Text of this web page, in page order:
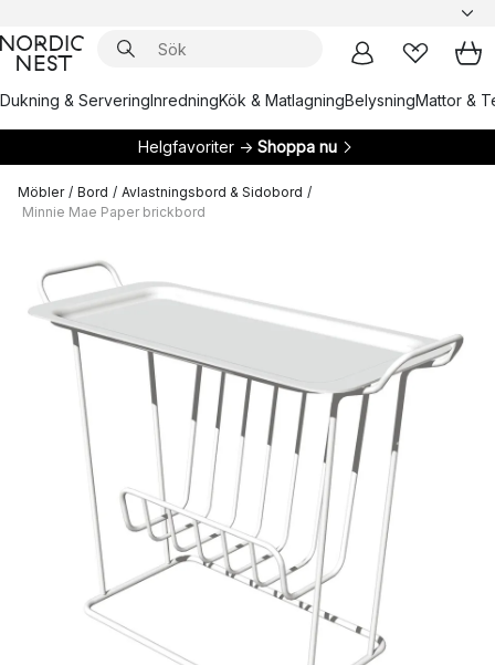
Dukning & ServeringInredningKök & MatlagningBelysningMattor &
Helgfavoriter → Shoppa nu
Möbler / Bord / Avlastningsbord & Sidobord /
Minnie Mae Paper brickbord